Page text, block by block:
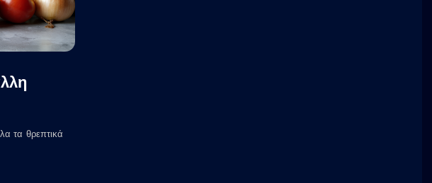
τα θρεπτικά